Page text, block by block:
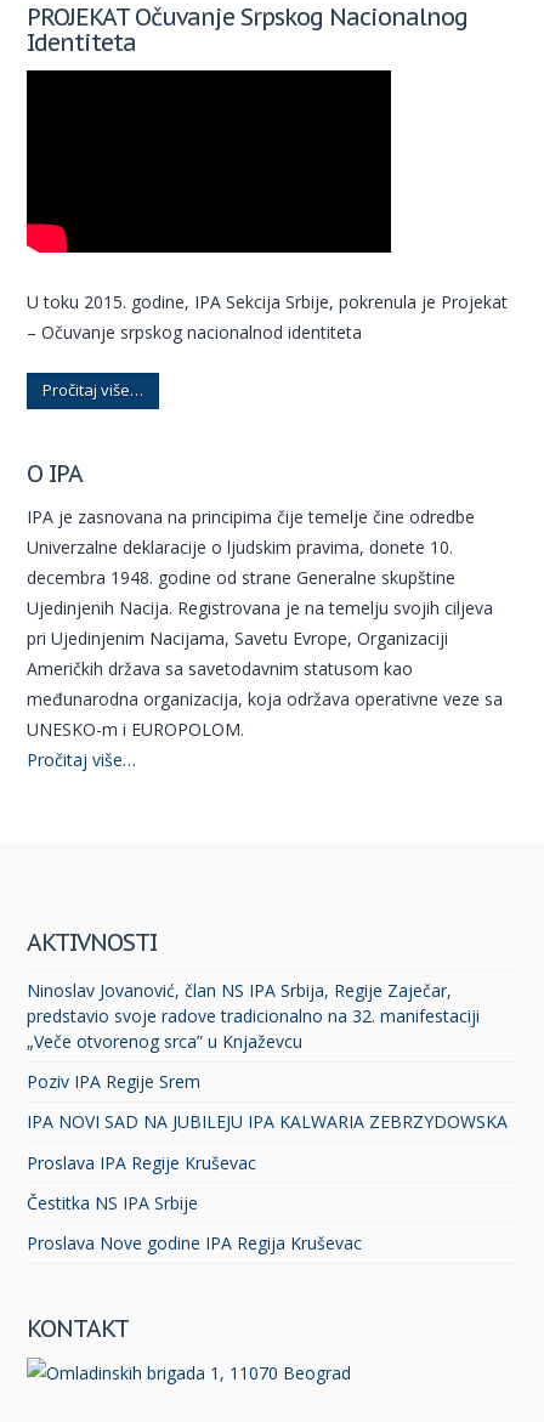
PROJEKAT Očuvanje Srpskog Nacionalnog
Identiteta
U toku 2015. godine, IPA Sekcija Srbije, pokrenula je Projekat
– Očuvanje srpskog nacionalnod identiteta
Pročitaj više…
O IPA
IPA je zasnovana na principima čije temelje čine odredbe
Univerzalne deklaracije o ljudskim pravima, donete 10.
decembra 1948. godine od strane Generalne skupštine
Ujedinjenih Nacija. Registrovana je na temelju svojih ciljeva
pri Ujedinjenim Nacijama, Savetu Evrope, Organizaciji
Američkih država sa savetodavnim statusom kao
međunarodna organizacija, koja održava operativne veze sa
UNESKO-m i EUROPOLOM.
Pročitaj više…
AKTIVNOSTI
Ninoslav Jovanović, član NS IPA Srbija, Regije Zaječar,
predstavio svoje radove tradicionalno na 32. manifestaciji
„Veče otvorenog srca” u Knjaževcu
Poziv IPA Regije Srem
IPA NOVI SAD NA JUBILEJU IPA KALWARIA ZEBRZYDOWSKA
Proslava IPA Regije Kruševac
Čestitka NS IPA Srbije
Proslava Nove godine IPA Regija Kruševac
KONTAKT